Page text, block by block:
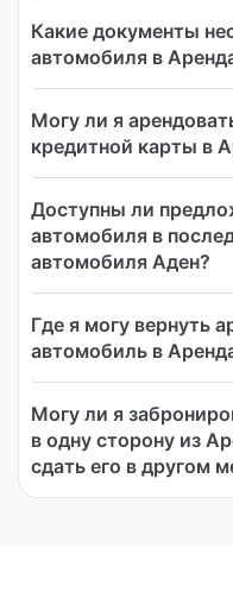
Какие документы
автомобиля в
Могу ли я
кредитной карты в
Доступны ли
автомобиля в
автомобиля Аден?
Где я могу вернуть
автомобиль в
Могу ли я
в одну сторону из
сдать его в другом